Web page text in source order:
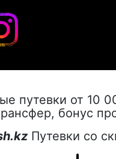
путевки от 10
бонус
Путевки со